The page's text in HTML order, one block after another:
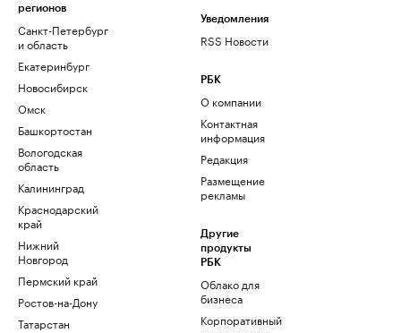
регионов
Санкт-Петербург
и область
Екатеринбург
Новосибирск
Омск
Башкортостан
Вологодская
область
Калининград
Краснодарский
край
Нижний
Новгород
Пермский край
Ростов-на-Дону
Татарстан
Уведомления
RSS Новости
РБК
О компании
Контактная
информация
Редакция
Размещение
рекламы
Другие
продукты
РБК
Облако для
бизнеса
Корпоративный